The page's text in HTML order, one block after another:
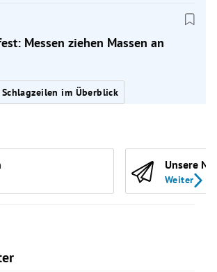
Messen ziehen Massen an
im Überblick
Unsere
Weiter